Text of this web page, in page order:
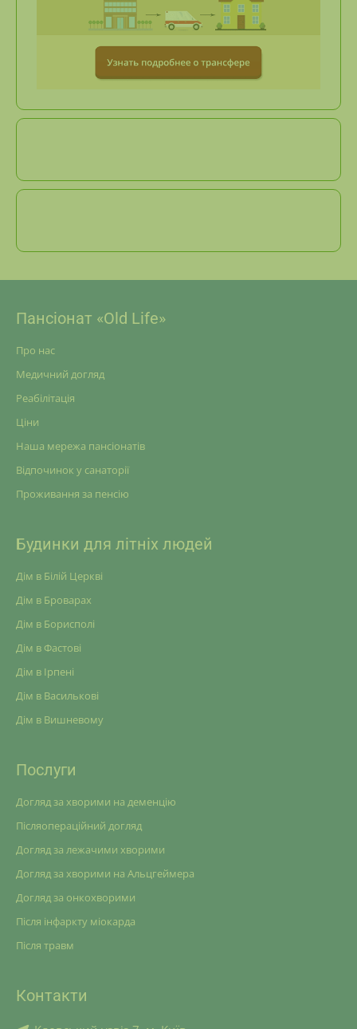
Пансіонат «Old Life»
Про нас
Медичний догляд
Реабілітація
Ціни
Наша мережа пансіонатів
Відпочинок у санаторії
Проживання за пенсію
Будинки для літніх людей
Дім в Білій Церкві
Дім в Броварах
Дім в Борисполі
Дім в Фастові
Дім в Ірпені
Дім в Василькові
Дім в Вишневому
Послуги
Догляд за хворими на деменцію
Післяопераційний догляд
Догляд за лежачими хворими
Догляд за хворими на Альцгеймера
Догляд за онкохворими
Після інфаркту міокарда
Після травм
Контакти